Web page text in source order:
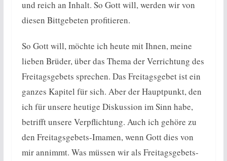
und reich an Inhalt. So Gott will, werden wir von
diesen Bittgebeten profitieren.
So Gott will, möchte ich heute mit Ihnen, meine
lieben Brüder, über das Thema der Verrichtung des
Freitagsgebets sprechen. Das Freitagsgebet ist ein
ganzes Kapitel für sich. Aber der Hauptpunkt, den
ich für unsere heutige Diskussion im Sinn habe,
betrifft unsere Verpflichtung. Auch ich gehöre zu
den Freitagsgebets-Imamen, wenn Gott dies von
mir annimmt. Was müssen wir als Freitagsgebets-